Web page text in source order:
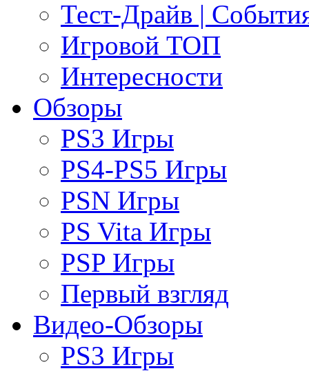
Тест-Драйв |
Игровой ТОП
Интересности
Обзоры
PS3 Игры
PS4-PS5 Игры
PSN Игры
PS Vita Игры
PSP Игры
Первый взгляд
Видео-Обзоры
PS3 Игры